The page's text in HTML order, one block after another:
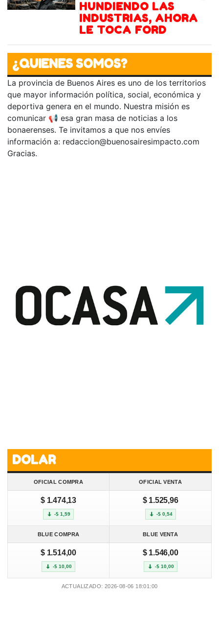
HUNDIENDO LAS
INDUSTRIAS, AHORA
LE TOCA FORD
¿QUIENES SOMOS?
La provincia de Buenos Aires es uno de los territorios
que mayor información política, social, económica y
deportiva genera en el mundo. Nuestra misión es
comunicar 📢 esa gran masa de noticias a los
bonaerenses. Te invitamos a que nos envíes
información a: redaccion@buenosairesimpacto.com
Gracias.
DOLAR
OFICIAL COMPRA OFICIAL VENTA
$ 1.474,13
-$ 1,59
$ 1.525,96
-$ 0,54
BLUE COMPRA BLUE VENTA
$ 1.514,00
-$ 10,00
$ 1.546,00
-$ 10,00
ACTUALIZADO: 2026-08-06 18:01:00